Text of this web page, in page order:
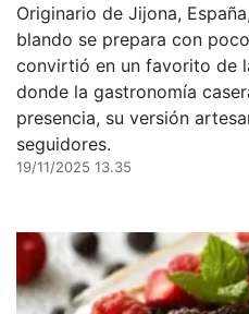
Originario de Jijona,
blando se prepara con
convirtió en un favorito de
donde la gastronomía
presencia, su versión
seguidores.
19/11/2025 13.35